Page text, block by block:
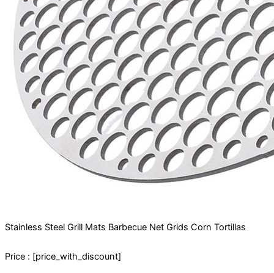
Stainless Steel Grill Mats Barbecue Net Grids Corn Tortillas
Price : [price_with_discount]